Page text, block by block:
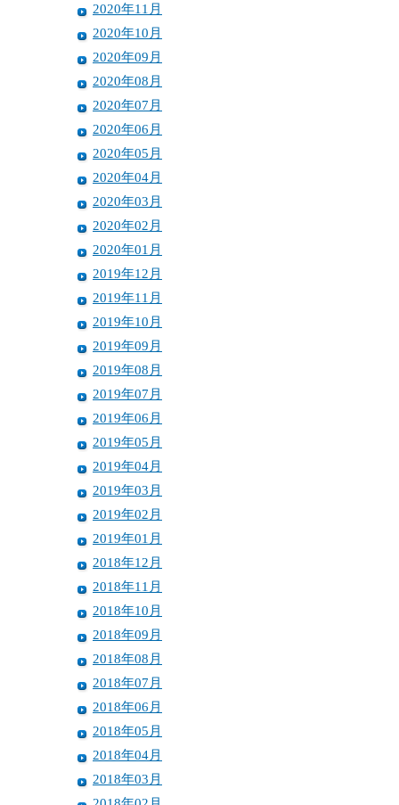
2020年11月
2020年10月
2020年09月
2020年08月
2020年07月
2020年06月
2020年05月
2020年04月
2020年03月
2020年02月
2020年01月
2019年12月
2019年11月
2019年10月
2019年09月
2019年08月
2019年07月
2019年06月
2019年05月
2019年04月
2019年03月
2019年02月
2019年01月
2018年12月
2018年11月
2018年10月
2018年09月
2018年08月
2018年07月
2018年06月
2018年05月
2018年04月
2018年03月